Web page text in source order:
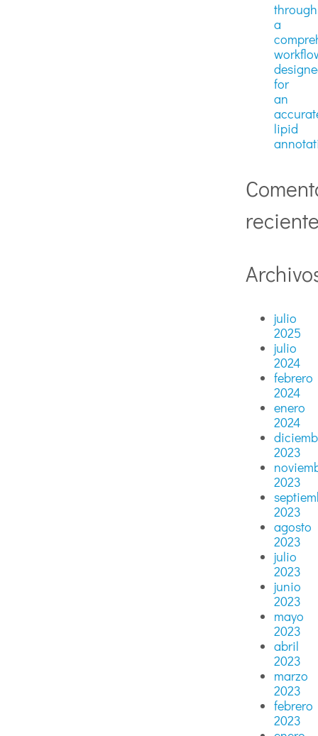
through
a
for
an
lipid
julio
2025
julio
2024
febrero
2024
enero
2024
2023
2023
2023
agosto
2023
julio
2023
junio
2023
mayo
2023
abril
2023
marzo
2023
febrero
2023